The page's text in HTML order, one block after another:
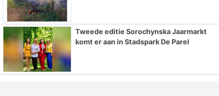
Tweede editie Sorochynska Jaarmarkt
komt er aan in Stadspark De Parel